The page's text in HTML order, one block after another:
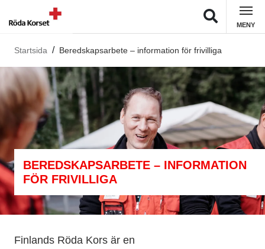
MENY
Startsida Beredskapsarbete – information för frivilliga
BEREDSKAPSARBETE – INFORMATION
FÖR FRIVILLIGA
Finlands Röda Kors är en